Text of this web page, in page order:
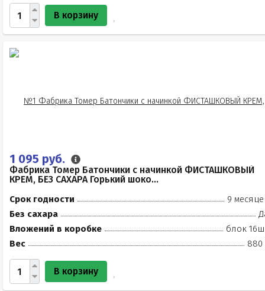
В корзину
1 095 руб.
Фабрика Томер Батончики с начинкой ФИСТАШКОВЫЙ
КРЕМ, БЕЗ САХАРА Горький шоко...
Срок годности
9
Без сахара
Вложений в коробке
блок
Вес
880
В корзину